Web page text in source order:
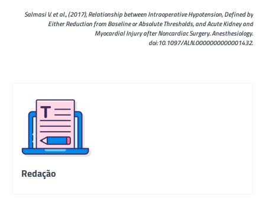
Salmasi V. et al., (2017), Relationship between Intraoperative Hypotension, Defined by
Either Reduction from Baseline or Absolute Thresholds, and Acute Kidney and
Myocardial Injury after Noncardiac Surgery. Anesthesiology.
doi:10.1097/ALN.0000000000001432.
Redação